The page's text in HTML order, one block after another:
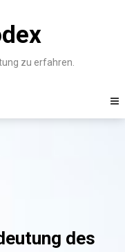
zu erfahren.
des